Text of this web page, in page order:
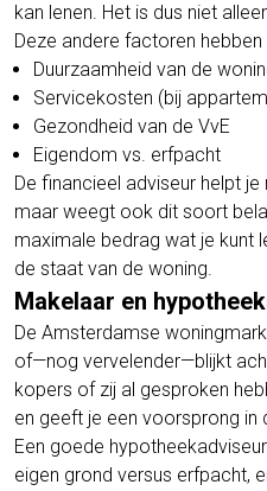
kan lenen. Het is dus niet
Deze andere factoren
Duurzaamheid van de
Servicekosten (bij
Gezondheid van de VvE
Eigendom vs. erfpacht
De financieel adviseur helpt
maar weegt ook dit soort
maximale bedrag wat je kunt
de staat van de woning.
Makelaar en
De Amsterdamse
of—nog vervelender—blijkt
kopers of zij al gesproken
en geeft je een voorsprong
Een goede
eigen grond versus erfpacht,